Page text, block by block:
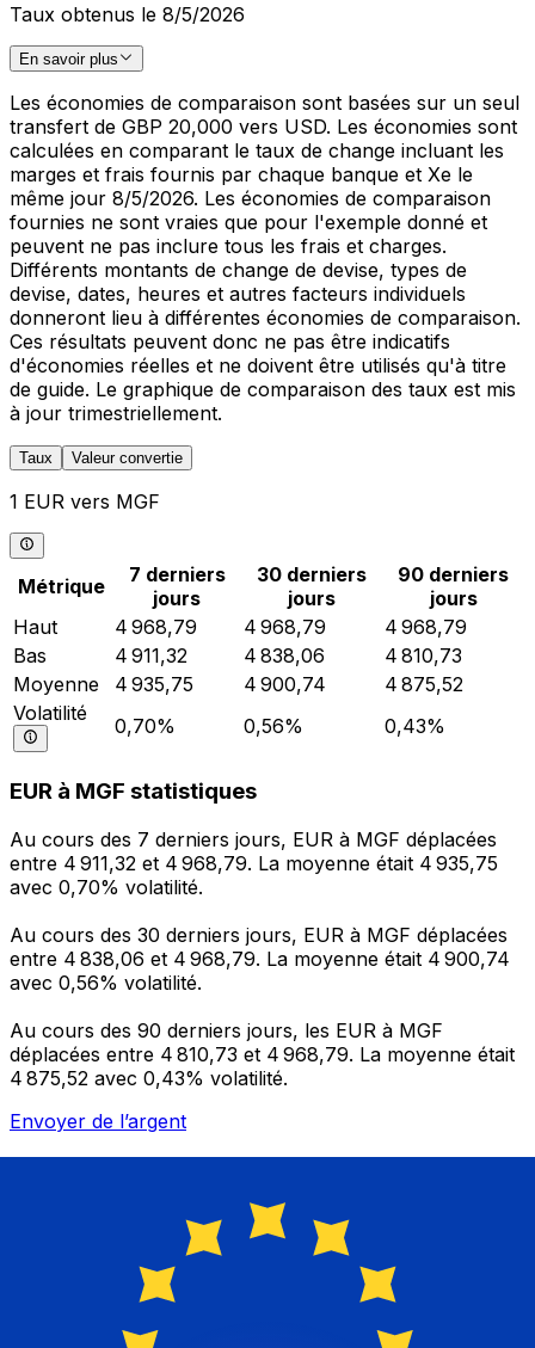
Taux obtenus le 8/5/2026
En savoir plus
Les économies de comparaison sont basées sur un seul
transfert de GBP 20,000 vers USD. Les économies sont
calculées en comparant le taux de change incluant les
marges et frais fournis par chaque banque et Xe le
même jour 8/5/2026. Les économies de comparaison
fournies ne sont vraies que pour l'exemple donné et
peuvent ne pas inclure tous les frais et charges.
Différents montants de change de devise, types de
devise, dates, heures et autres facteurs individuels
donneront lieu à différentes économies de comparaison.
Ces résultats peuvent donc ne pas être indicatifs
d'économies réelles et ne doivent être utilisés qu'à titre
de guide. Le graphique de comparaison des taux est mis
à jour trimestriellement.
Taux Valeur convertie
1 EUR vers MGF
Métrique
7 derniers
jours
30 derniers
jours
90 derniers
jours
Haut
4 968,79 4 968,79
4 968,79
Bas
4 911,32 4 838,06
4 810,73
Moyenne
4 935,75 4 900,74
4 875,52
Volatilité
0,70% 0,56% 0,43%
EUR à MGF statistiques
Au cours des 7 derniers jours, EUR à MGF déplacées
entre 4 911,32 et 4 968,79. La moyenne était 4 935,75
avec 0,70% volatilité.
Au cours des 30 derniers jours, EUR à MGF déplacées
entre 4 838,06 et 4 968,79. La moyenne était 4 900,74
avec 0,56% volatilité.
Au cours des 90 derniers jours, les EUR à MGF
déplacées entre 4 810,73 et 4 968,79. La moyenne était
4 875,52 avec 0,43% volatilité.
Envoyer de l’argent
L'application Xe réunit toutes les fonctionnalités
nécessaires pour vos transferts d'argent internationaux
et la gestion de vos devises. Convertissez des devises,
l'argent à l'étranger sans frais cachés. Téléchargez